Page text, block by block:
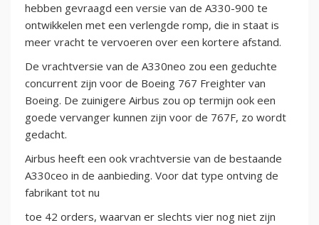
hebben gevraagd een versie van de A330-900 te
ontwikkelen met een verlengde romp, die in staat is
meer vracht te vervoeren over een kortere afstand.
De vrachtversie van de A330neo zou een geduchte
concurrent zijn voor de Boeing 767 Freighter van
Boeing. De zuinigere Airbus zou op termijn ook een
goede vervanger kunnen zijn voor de 767F, zo wordt
gedacht.
Airbus heeft een ook vrachtversie van de bestaande
A330ceo in de aanbieding. Voor dat type ontving de
fabrikant tot nu
toe 42 orders, waarvan er slechts vier nog niet zijn